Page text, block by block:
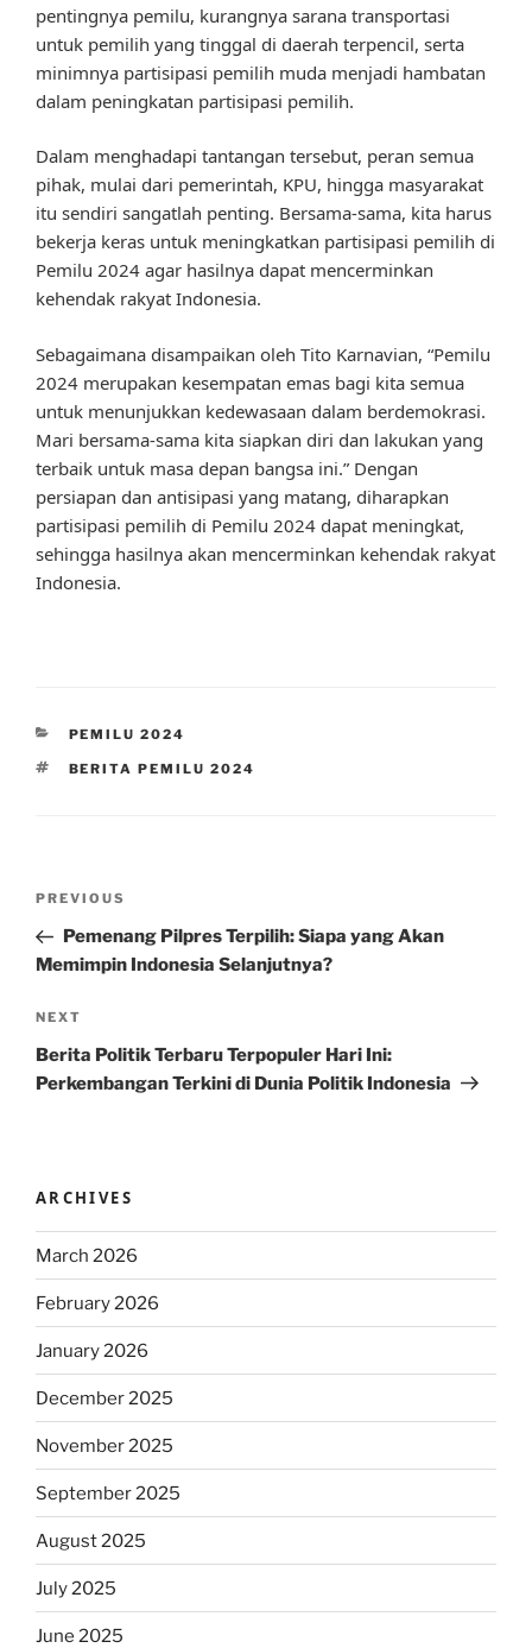
pentingnya pemilu, kurangnya sarana transportasi
untuk pemilih yang tinggal di daerah terpencil, serta
minimnya partisipasi pemilih muda menjadi hambatan
dalam peningkatan partisipasi pemilih.
Dalam menghadapi tantangan tersebut, peran semua
pihak, mulai dari pemerintah, KPU, hingga masyarakat
itu sendiri sangatlah penting. Bersama-sama, kita harus
bekerja keras untuk meningkatkan partisipasi pemilih di
Pemilu 2024 agar hasilnya dapat mencerminkan
kehendak rakyat Indonesia.
Sebagaimana disampaikan oleh Tito Karnavian, “Pemilu
2024 merupakan kesempatan emas bagi kita semua
untuk menunjukkan kedewasaan dalam berdemokrasi.
Mari bersama-sama kita siapkan diri dan lakukan yang
terbaik untuk masa depan bangsa ini.” Dengan
persiapan dan antisipasi yang matang, diharapkan
partisipasi pemilih di Pemilu 2024 dapat meningkat,
sehingga hasilnya akan mencerminkan kehendak rakyat
Indonesia.
CATEGORIES
PEMILU 2024
TAGS
BERITA PEMILU 2024
Previous
Post
PREVIOUS
Pemenang Pilpres Terpilih: Siapa yang Akan
Memimpin Indonesia Selanjutnya?
Next
Post
NEXT
Berita Politik Terbaru Terpopuler Hari Ini:
Perkembangan Terkini di Dunia Politik Indonesia
ARCHIVES
March 2026
February 2026
January 2026
December 2025
November 2025
September 2025
August 2025
July 2025
June 2025